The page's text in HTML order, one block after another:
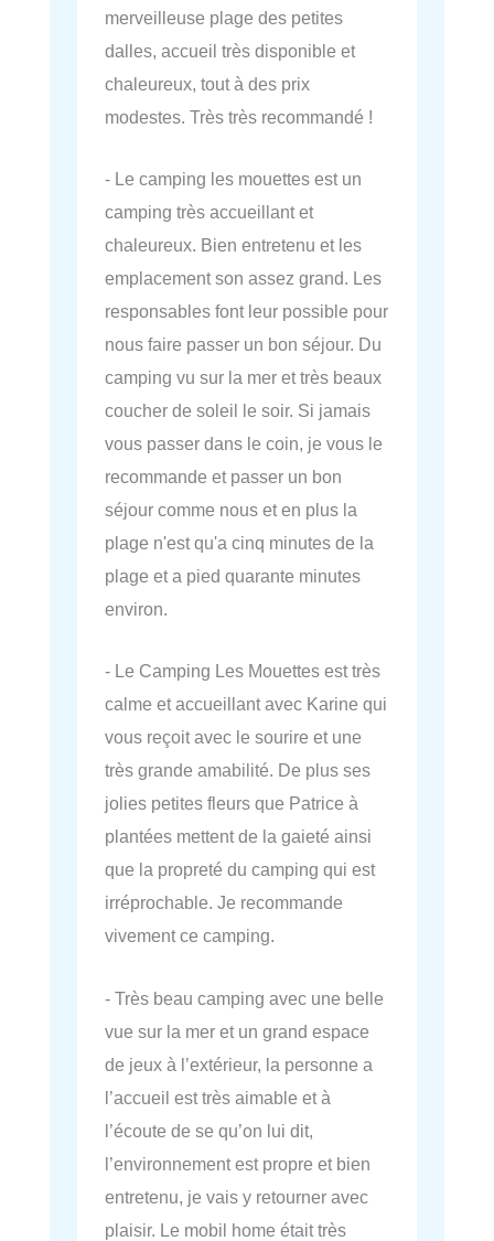
merveilleuse plage des petites
dalles, accueil très disponible et
chaleureux, tout à des prix
modestes. Très très recommandé !
- Le camping les mouettes est un
camping très accueillant et
chaleureux. Bien entretenu et les
emplacement son assez grand. Les
responsables font leur possible pour
nous faire passer un bon séjour. Du
camping vu sur la mer et très beaux
coucher de soleil le soir. Si jamais
vous passer dans le coin, je vous le
recommande et passer un bon
séjour comme nous et en plus la
plage n'est qu'a cinq minutes de la
plage et a pied quarante minutes
environ.
- Le Camping Les Mouettes est très
calme et accueillant avec Karine qui
vous reçoit avec le sourire et une
très grande amabilité. De plus ses
jolies petites fleurs que Patrice à
plantées mettent de la gaieté ainsi
que la propreté du camping qui est
irréprochable. Je recommande
vivement ce camping.
- Très beau camping avec une belle
vue sur la mer et un grand espace
de jeux à l’extérieur, la personne a
l’accueil est très aimable et à
l’écoute de se qu’on lui dit,
l’environnement est propre et bien
entretenu, je vais y retourner avec
plaisir. Le mobil home était très